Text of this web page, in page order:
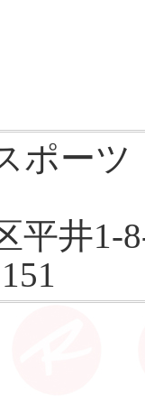
ポーツ
平井1-